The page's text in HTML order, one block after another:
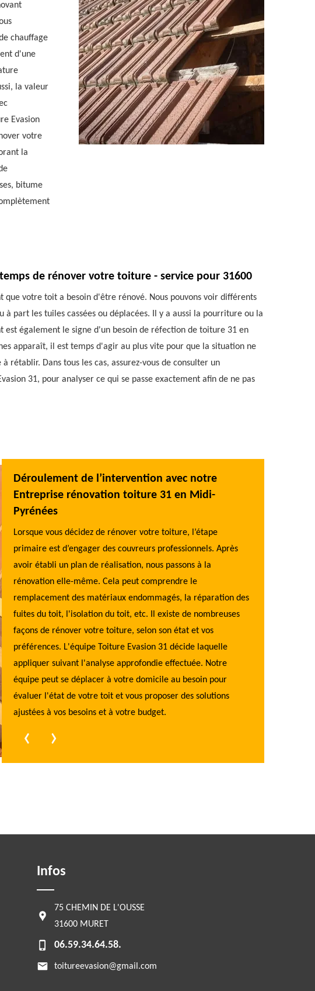
chauffage
d'une
la valeur
Evasion
votre
la
bitume
de rénover votre toiture - service pour 31600
que votre toit a besoin d'être rénové. Nous pouvons voir différents
à part les tuiles cassées ou déplacées. Il y a aussi la pourriture ou la
est également le signe d'un besoin de réfection de toiture 31 en
apparaît, il est temps d'agir au plus vite pour que la situation ne
rétablir. Dans tous les cas, assurez-vous de consulter un
31, pour analyser ce qui se passe exactement afin de ne pas
Déroulement de l’intervention avec notre
Entreprise rénovation toiture 31 en Midi-
Pyrénées
Lorsque vous décidez de rénover votre toiture, l’étape
primaire est d’engager des couvreurs professionnels. Après
avoir établi un plan de réalisation, nous passons à la
rénovation elle-même. Cela peut comprendre le
remplacement des matériaux endommagés, la réparation des
fuites du toit, l'isolation du toit, etc. Il existe de nombreuses
façons de rénover votre toiture, selon son état et vos
préférences. L'équipe Toiture Evasion 31 décide laquelle
appliquer suivant l'analyse approfondie effectuée. Notre
équipe peut se déplacer à votre domicile au besoin pour
évaluer l'état de votre toit et vous proposer des solutions
ajustées à vos besoins et à votre budget.
‹ ›
Infos
75 CHEMIN DE L'OUSSE
31600 MURET
06.59.34.64.58.
toitureevasion@gmail.com